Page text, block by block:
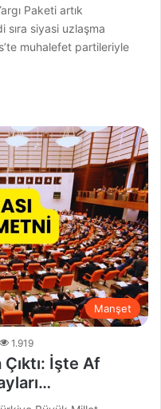
Paketi artık
sıra siyasi uzlaşma
muhalefet partileriyle
Manşet
1.919
İşte Af